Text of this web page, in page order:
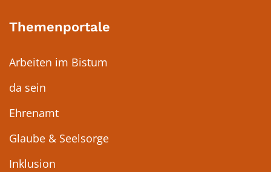
Themenportale
Arbeiten im Bistum
da sein
Ehrenamt
Glaube & Seelsorge
Inklusion